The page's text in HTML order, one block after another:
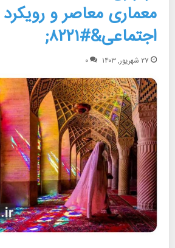
معماری معاصر و رویکرد
اجتماعی&#۸۲۲۱;
۲۷ شهریور, ۱۴۰۳ ۰